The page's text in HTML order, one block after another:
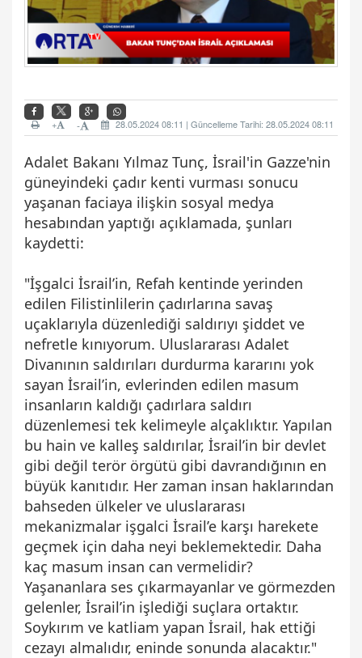
28.05.2024 08:11 | Güncelleme Tarihi: 28.05.2024 08:11
-
+
Adalet Bakanı Yılmaz Tunç, İsrail'in Gazze'nin
güneyindeki çadır kenti vurması sonucu
yaşanan faciaya ilişkin sosyal medya
hesabından yaptığı açıklamada, şunları
kaydetti:
"İşgalci İsrail’in, Refah kentinde yerinden
edilen Filistinlilerin çadırlarına savaş
uçaklarıyla düzenlediği saldırıyı şiddet ve
nefretle kınıyorum. Uluslararası Adalet
Divanının saldırıları durdurma kararını yok
sayan İsrail’in, evlerinden edilen masum
insanların kaldığı çadırlara saldırı
düzenlemesi tek kelimeyle alçaklıktır. Yapılan
bu hain ve kalleş saldırılar, İsrail’in bir devlet
gibi değil terör örgütü gibi davrandığının en
büyük kanıtıdır. Her zaman insan haklarından
bahseden ülkeler ve uluslararası
mekanizmalar işgalci İsrail’e karşı harekete
geçmek için daha neyi beklemektedir. Daha
kaç masum insan can vermelidir?
Yaşananlara ses çıkarmayanlar ve görmezden
gelenler, İsrail’in işlediği suçlara ortaktır.
Soykırım ve katliam yapan İsrail, hak ettiği
cezayı almalıdır, eninde sonunda alacaktır."